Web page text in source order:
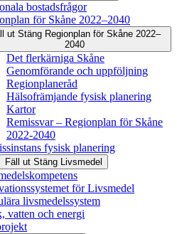
bostadsfrågor
för Skåne 2022–2040
ut Stäng Regionplan för Skåne 2022–
2040
Det flerkärniga Skåne
Genomförande och uppföljning
Regionplaneråd
Hälsofrämjande fysisk planering
Kartor
Remissvar – Regionplan för Skåne
2022-2040
fysisk planering
Fäll ut Stäng Livsmedel
för Livsmedel
livsmedelssystem
vatten och energi